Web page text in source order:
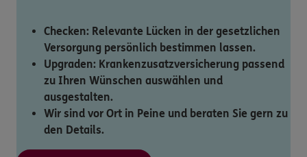
Checken: Relevante Lücken in der gesetzlichen
Versorgung persönlich bestimmen lassen.
Upgraden: Krankenzusatzversicherung passend
zu Ihren Wünschen auswählen und
ausgestalten.
Wir sind vor Ort in Peine und beraten Sie gern zu
den Details.